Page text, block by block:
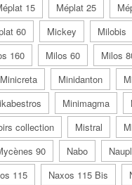
15 Méplat 25
60 Mickey
Milobis
160 Milos 60
Milos
Minicreta Minidanton
Minimagma
collection Mistral
90 Nabo
115 Naxos 115 Bis